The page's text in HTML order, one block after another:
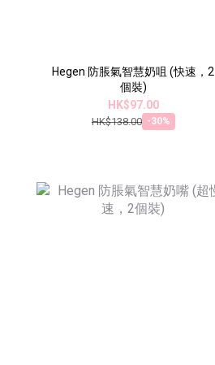
Hegen 防脹氣智慧奶咀 (快速，2
個裝)
HK$97.00
HK$138.00 -30%